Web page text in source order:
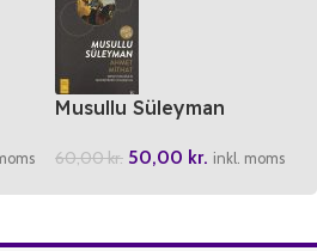
Musullu Süleyman
60,00kr. 50,00 kr. inkl. moms